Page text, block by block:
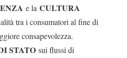
e la CULTURA
tra i consumatori al fine di
consapevolezza.
STATO sui flussi di